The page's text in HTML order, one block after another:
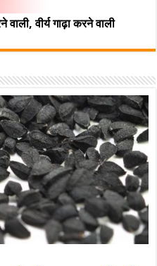
वीर्य गाढ़ा करने वाली